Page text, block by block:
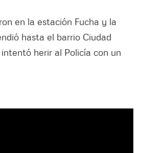
en la estación Fucha y la
hasta el barrio Ciudad
herir al Policía con un